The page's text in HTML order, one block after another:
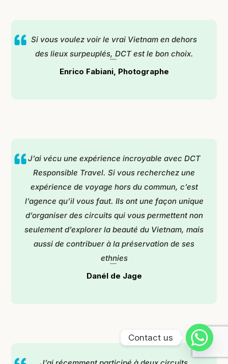
Si vous voulez voir le vrai Vietnam en dehors
des lieux surpeuplés, DCT est le bon choix.
Enrico Fabiani, Photographe
J’ai vécu une expérience incroyable avec DCT
Responsible Travel. Si vous recherchez une
expérience de voyage hors du commun, c’est
l’agence qu’il vous faut. Ils ont une façon unique
d’organiser des circuits qui vous permettent non
seulement d’explorer la beauté du Vietnam, mais
aussi de contribuer à la préservation de ses
ethnies
Danél de Jage
Contact us